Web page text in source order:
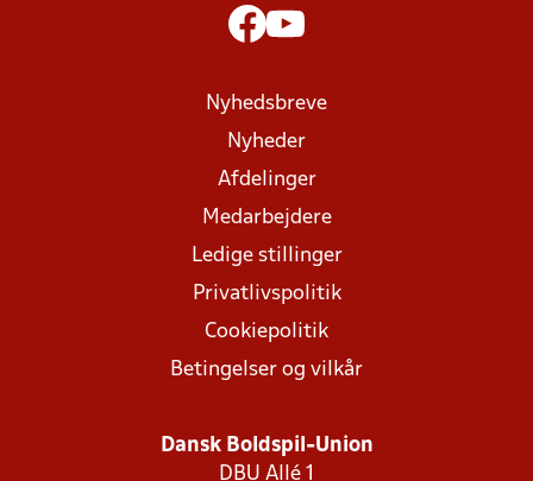
Nyhedsbreve
Nyheder
Afdelinger
Medarbejdere
Ledige stillinger
Privatlivspolitik
Cookiepolitik
Betingelser og vilkår
Dansk Boldspil-Union
DBU Allé 1